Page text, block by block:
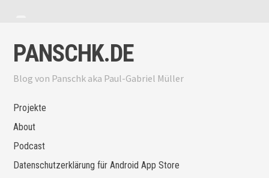
PANSCHK.DE
Blog von Panschk aka Paul-Gabriel Müller
Projekte
About
Podcast
Datenschutzerklärung für Android App Store